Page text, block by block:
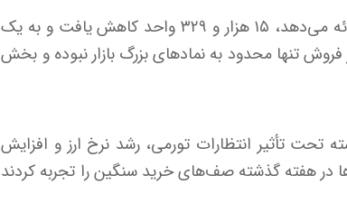
شاخص هم‌وزن نیز که تصویر دقیق‌تری از وضعیت کلی سهام ارائه می‌دهد، ۱۵ هزار و ۳۲۹ واحد کاهش یافت و به یک
فروش تنها محدود به نمادهای بزرگ بازار نبوده و بخش
تأثیر انتظارات تورمی، رشد نرخ ارز و افزایش
در هفته گذشته صف‌های خرید سنگین را تجربه کردند